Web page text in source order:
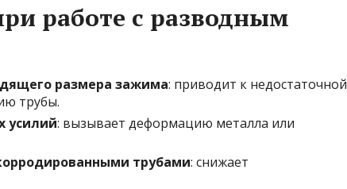
работе с разводным
размера зажима: приводит к недостаточной
трубы.
усилий: вызывает деформацию металла или
трубами: снижает